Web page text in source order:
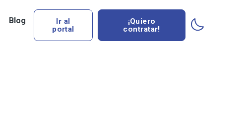
Blog
Ir al
portal
¡Quiero
contratar!